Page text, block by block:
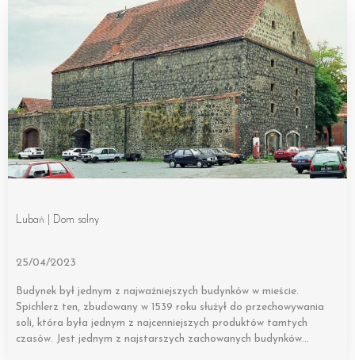
Lubań | Dom solny
25/04/2023
Budynek był jednym z najważniejszych budynków w mieście.
Spichlerz ten, zbudowany w 1539 roku służył do przechowywania
soli, która była jednym z najcenniejszych produktów tamtych
czasów. Jest jednym z najstarszych zachowanych budynków…